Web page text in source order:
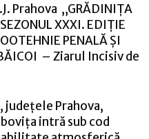
Prahova „GRĂDINIȚA
XXXI. EDIȚIE
PENALĂ ȘI
– Ziarul Incisiv de
județele Prahova,
intră sub cod